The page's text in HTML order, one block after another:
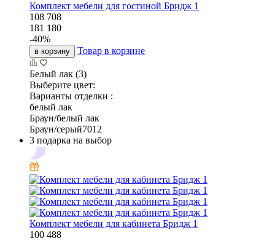
Комплект мебели для гостиной Бридж 1
108 708
181 180
-40%
в корзину Товар в корзине
Белый лак (3)
Выберите цвет:
Варианты отделки :
белый лак
Браун/белый лак
Браун/серый7012
3 подарка на выбор
Комплект мебели для кабинета Бридж 1
100 488